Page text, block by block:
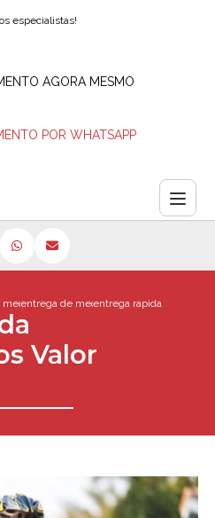
especialistas!
AGORA MESMO
POR WHATSAPP
entrega de medicamento barra da tijuca
entrega rapida
Valor